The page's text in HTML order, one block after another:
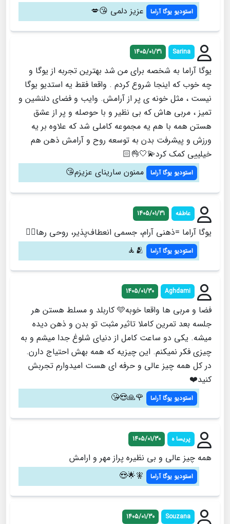
استودیو یوگا آراما عزیز دلمی 😘💋
Sarina
1405/01/31
یوگا آراما به شخصه برای من شد بهترین تجربه از یوگا و
چه خوب که اینجا شروع کردم . واقعا فقط یه استدیو یوگا
نیست ، مثل خونه ی پر از آرامش. وایب و فضای دلنشین و
تمیز ، مربی هاش که بی نظیر و با حوصله و پر از عشق
هستن همه با هم یه مجموعه کاملی شد که علاوه بر یه
ورزش و پیشرفت بدن به توسعه روح و آرامش ذهن هم
خیلییی کمک کرد💫🤍👌🏻
استودیو یوگا آراما ممنون سارینای عزیزم😘
عاطفه 1405/01/31
یوگا آراما =ذهنی آرام، جسمی انعطاف‌پذیر، روحی رها🧘‍♀️
استودیو یوگا آراما 🫂🧘
Aghdami
1405/01/30
فضا و مربی ها واقعا خوبه🩵 کاربلد و مسلط هستن هر
جلسه بعد تمرین کاملا تاثیر مثبت تو بدن و ذهن دیده
میشه. یکی دو ساعت کامل از دنیای شلوغ جدا میشم و به
چیزی فکر نمیکنم. این چیزیه که همه بهش احتیاج دارن.
در کل همه چیز عالی و حرفه ای هست امیدوارم تجربش
کنید❤️
استودیو یوگا آراما 🌹🙏😍😘
پريسا ه 1405/01/30
همه چيز عالي و بي نظيره پراز مهر و ارامش
استودیو یوگا آراما 🧚🌟😍
Souzana
1405/01/30